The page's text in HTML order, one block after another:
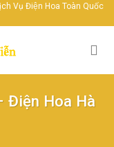
Vụ Điện Hoa Toàn Quốc
Điện Hoa Hà